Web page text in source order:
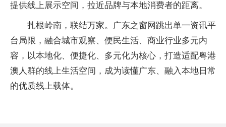
提供线上展示空间，拉近品牌与本地消费者的距离。
扎根岭南，联结万家。广东之窗网跳出单一资讯平
台局限，融合城市观察、便民生活、商业行业多元内
容，以本地化、便捷化、多元化为核心，打造适配粤港
澳人群的线上生活空间，成为读懂广东、融入本地日常
的优质线上载体。